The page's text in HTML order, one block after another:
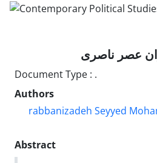
عصر ناصری
Document Type : .
Authors
rabbanizadeh Seyyed
Abstract